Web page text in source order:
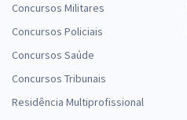
Concursos Militares
Concursos Policiais
Concursos Saúde
Concursos Tribunais
Residência Multiprofissional